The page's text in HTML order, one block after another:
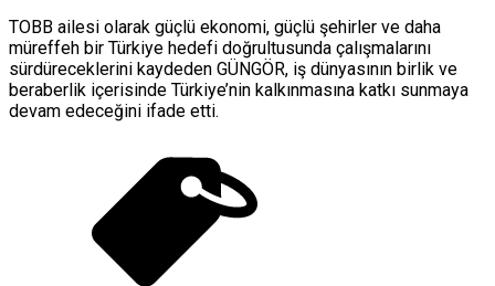
TOBB ailesi olarak güçlü ekonomi, güçlü şehirler ve daha
müreffeh bir Türkiye hedefi doğrultusunda çalışmalarını
sürdüreceklerini kaydeden GÜNGÖR, iş dünyasının birlik ve
beraberlik içerisinde Türkiye’nin kalkınmasına katkı sunmaya
devam edeceğini ifade etti.